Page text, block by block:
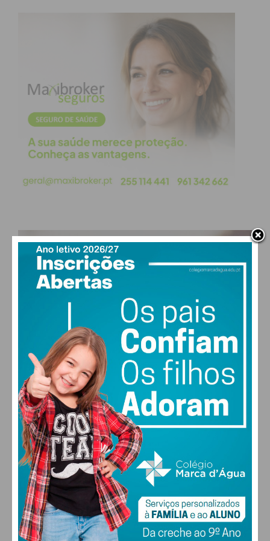
Assistência Técnica RRN – Área de Intervenção 4 –
Observação da Agricultura e dos Territórios Rurais.
Subscreva a newsletter do
Imediato
Assine nossa newsletter por e-mail e
obtenha de forma regular a informação
Eu li e concordo com ostermos e
condições
PAÇOS DE FERREIRA
14°
clear sky
MAX 14 • MIN 14
29°
SEG
31
TER
32 °
QUA
31 °
QUI
FARMACIAS DE SERVIÇO EM PAÇOS DE
FERREIRA